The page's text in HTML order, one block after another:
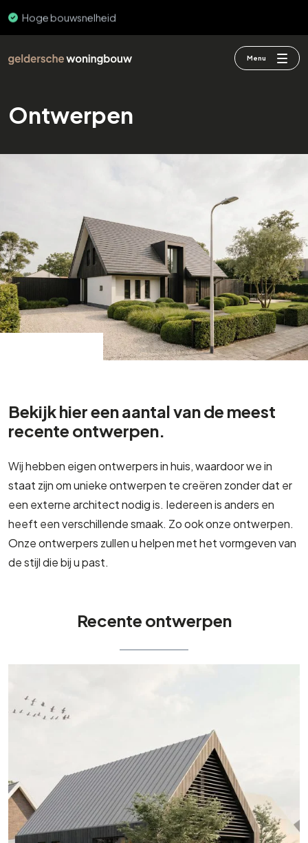
PEFC & FSC
Menu
Ontwerpen
Bekijk hier een aantal van de meest
recente ontwerpen.
Wij hebben eigen ontwerpers in huis, waardoor we in
staat zijn om unieke ontwerpen te creëren zonder dat er
een externe architect nodig is. Iedereen is anders en
heeft een verschillende smaak. Zo ook onze ontwerpen.
Onze ontwerpers zullen u helpen met het vormgeven van
de stijl die bij u past.
Recente ontwerpen